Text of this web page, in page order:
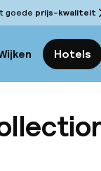
goede prijs-kwaliteit
Hotels